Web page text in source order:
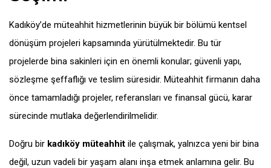
Kadıköy’de müteahhit hizmetlerinin büyük bir bölümü kentsel
dönüşüm projeleri kapsamında yürütülmektedir. Bu tür
projelerde bina sakinleri için en önemli konular; güvenli yapı,
sözleşme şeffaflığı ve teslim süresidir. Müteahhit firmanın daha
önce tamamladığı projeler, referansları ve finansal gücü, karar
sürecinde mutlaka değerlendirilmelidir.
Doğru bir kadıköy müteahhit ile çalışmak, yalnızca yeni bir bina
değil, uzun vadeli bir yaşam alanı inşa etmek anlamına gelir. Bu